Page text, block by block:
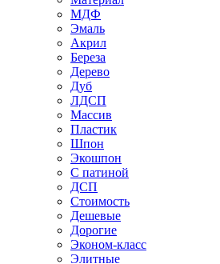
МДФ
Эмаль
Акрил
Береза
Дерево
Дуб
ЛДСП
Массив
Пластик
Шпон
Экошпон
С патиной
ДСП
Стоимость
Дешевые
Дорогие
Эконом-класс
Элитные